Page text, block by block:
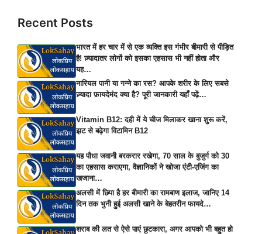
Recent Posts
भारत में हर चार में से एक व्यक्ति इस गंभीर बीमारी से पीड़ित
है! ज़्यादातर लोगों को इसका एहसास भी नहीं होता और
यह…
नारियल पानी या गन्ने का रस? आपके शरीर के लिए सबसे
ज़्यादा फ़ायदेमंद क्या है? पूरी जानकारी यहाँ पढ़ें…
Vitamin B12: दही में ये चीज मिलाकर खाना शुरू करें,
झट से बढ़ेगा विटामिन B12
यह पौधा जवानी बरकरार रखेगा, 70 साल के बुजुर्ग को 30
का एहसास कराएगा, वैज्ञानिकों ने खोजा एंटी-एजिंग का
खजाना…
अलसी में छिपा है हर बीमारी का रामबाण इलाज, जानिए 14
दिन तक भुनी हुई अलसी खाने के बेहतरीन फायदे…
शराब की लत से ऐसे पाएं छुटकारा, अगर आपको भी बहुत हो